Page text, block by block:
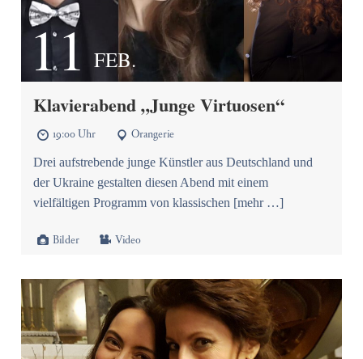
11 FEB.
Klavierabend „Junge Virtuosen“
 19:00 Uhr  Orangerie
Drei aufstrebende junge Künstler aus Deutschland und
der Ukraine gestalten diesen Abend mit einem
vielfältigen Programm von klassischen [mehr …]
 Bilder  Video